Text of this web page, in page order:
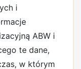
i
ABW i
te dane,
w którym